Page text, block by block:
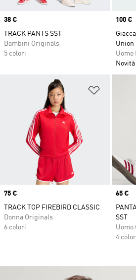
Price
38 €
TRACK PANTS SST
Bambini Originals
5 colori
Price
100 €
Union
Uomo
Novità
Price
75 €
TRACK TOP FIREBIRD CLASSIC
Donna Originals
6 colori
Price
65 €
SST
Uomo
4